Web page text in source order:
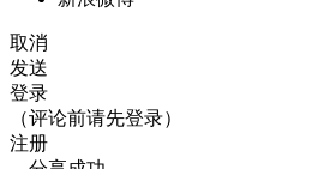
取消
发送
登录
（评论前请先登录）
注册